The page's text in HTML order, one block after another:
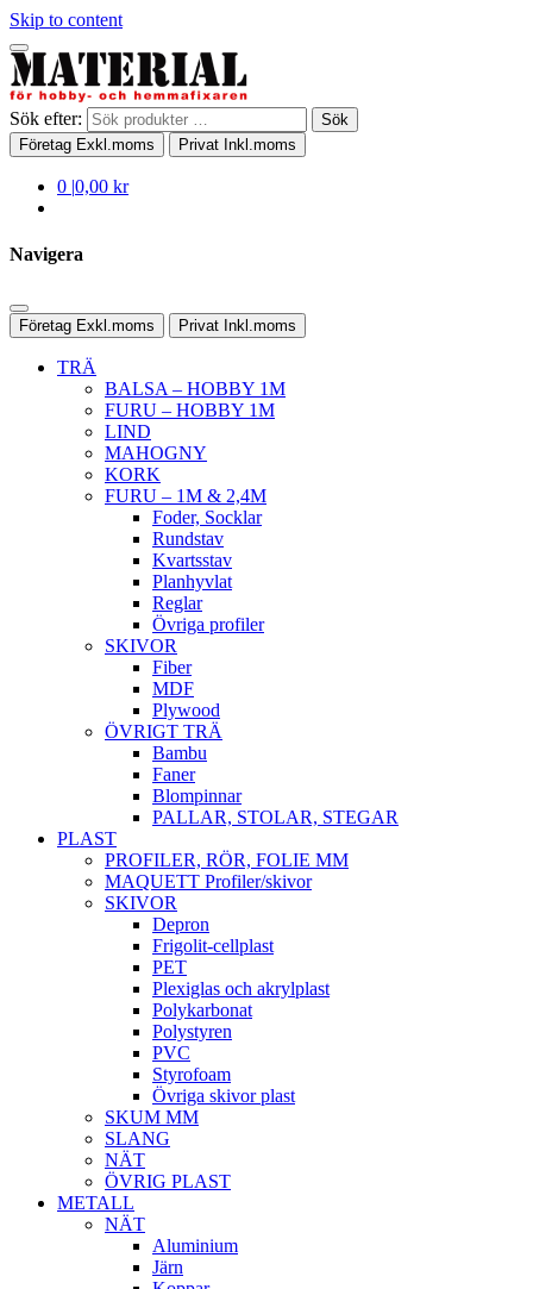
Skip to content
Sök efter:
Sök
Företag Exkl.moms Privat Inkl.moms
0 |0,00 kr
Navigera
Företag Exkl.moms Privat Inkl.moms
TRÄ
BALSA – HOBBY 1M
FURU – HOBBY 1M
LIND
MAHOGNY
KORK
FURU – 1M & 2,4M
Foder, Socklar
Rundstav
Kvartsstav
Planhyvlat
Reglar
Övriga profiler
SKIVOR
Fiber
MDF
Plywood
ÖVRIGT TRÄ
Bambu
Faner
Blompinnar
PALLAR, STOLAR, STEGAR
PLAST
PROFILER, RÖR, FOLIE MM
MAQUETT Profiler/skivor
SKIVOR
Depron
Frigolit-cellplast
PET
Plexiglas och akrylplast
Polykarbonat
Polystyren
PVC
Styrofoam
Övriga skivor plast
SKUM MM
SLANG
NÄT
ÖVRIG PLAST
METALL
NÄT
Aluminium
Järn